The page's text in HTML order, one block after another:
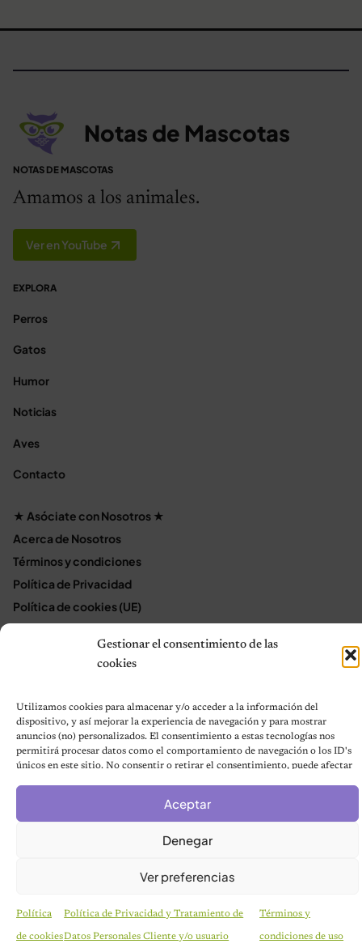
Gestionar el consentimiento de las
cookies
Utilizamos cookies para almacenar y/o acceder a la información del
dispositivo, y así mejorar la experiencia de navegación y para mostrar
anuncios (no) personalizados. El consentimiento a estas tecnologías nos
permitirá procesar datos como el comportamiento de navegación o los ID's
únicos en este sitio. No consentir o retirar el consentimiento, puede afectar
Aceptar
Denegar
Ver preferencias
Política
de cookies
Política de Privacidad y Tratamiento de
Datos Personales Cliente y/o usuario
Términos y
condiciones de uso
Notas de Mascotas
NOTAS DE MASCOTAS
Amamos a los animales.
Ver en YouTube
EXPLORA
Perros
Gatos
Humor
Noticias
Aves
Contacto
★ Asóciate con Nosotros ★
Acerca de Nosotros
Términos y condiciones
Política de Privacidad
Política de cookies (UE)
© 2026 Notas de Mascotas
Política de privacidad